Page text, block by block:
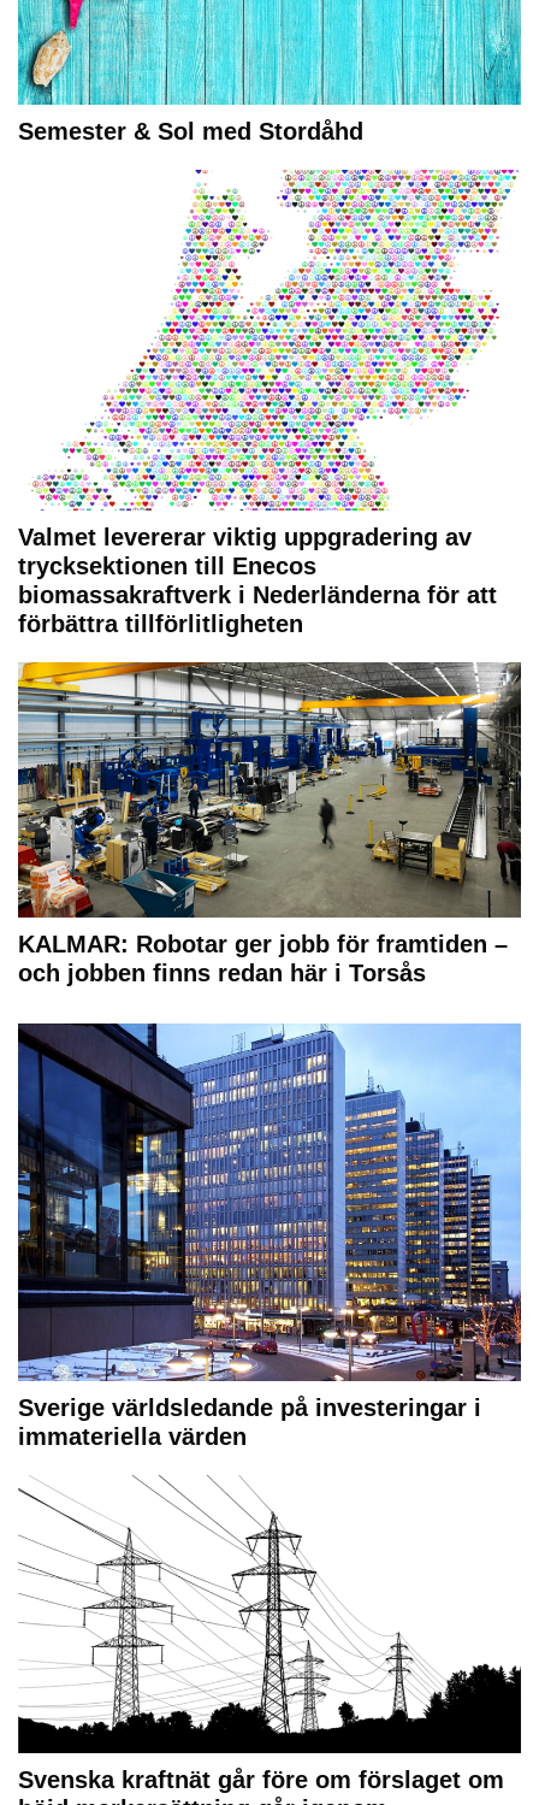
Semester & Sol med Stordåhd
Valmet levererar viktig uppgradering av
trycksektionen till Enecos
biomassakraftverk i Nederländerna för att
förbättra tillförlitligheten
KALMAR: Robotar ger jobb för framtiden –
och jobben finns redan här i Torsås
Sverige världsledande på investeringar i
immateriella värden
Svenska kraftnät går före om förslaget om